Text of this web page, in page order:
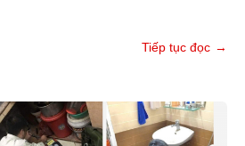
Tiếp tục đọc →